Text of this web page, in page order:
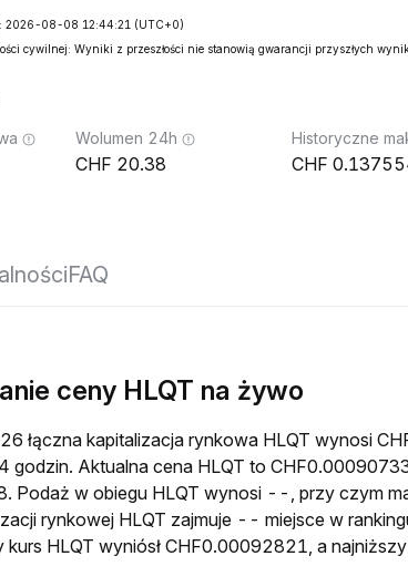
2026-08-08 12:44:21 (UTC+0)
cywilnej: Wyniki z przeszłości nie stanowią gwarancji przyszłych
Wolumen 24h
20.38
Historyczne
FAQ
ceny HLQT na żywo
łączna kapitalizacja rynkowa HLQT wynosi
godzin. Aktualna cena HLQT to
Podaż w obiegu HLQT wynosi --, przy czym
rynkowej HLQT zajmuje -- miejsce w
kurs HLQT wyniósł CHF0.00092821, a